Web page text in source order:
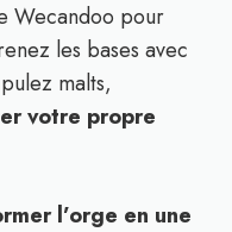
Wecandoo pour
les bases avec
malts,
votre propre
l’orge en une